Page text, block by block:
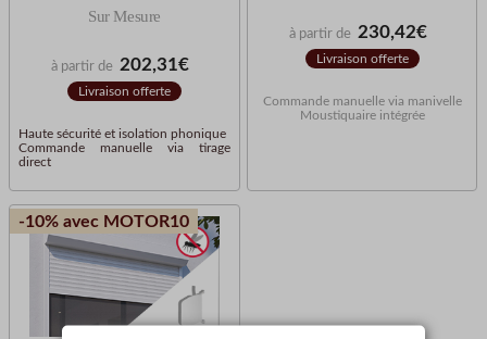
Sur Mesure
à partir de 202,31€
Livraison offerte
Haute sécurité et isolation phonique
Commande manuelle via tirage
direct
à partir de 230,42€
Livraison offerte
Commande manuelle via manivelle
Moustiquaire intégrée
-10% avec MOTOR10